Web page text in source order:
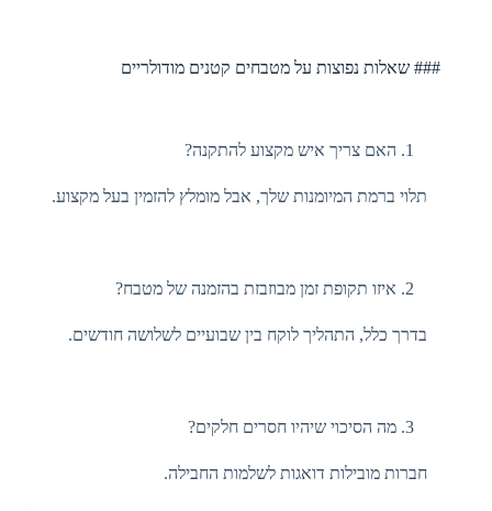
### שאלות נפוצות על מטבחים קטנים מודולריים
האם צריך איש מקצוע להתקנה?
תלוי ברמת המיומנות שלך, אבל מומלץ להזמין בעל מקצוע.
איזו תקופת זמן מבוזבזת בהזמנה של מטבח?
בדרך כלל, התהליך לוקח בין שבועיים לשלושה חודשים.
מה הסיכוי שיהיו חסרים חלקים?
חברות מובילות דואגות לשלמות החבילה.